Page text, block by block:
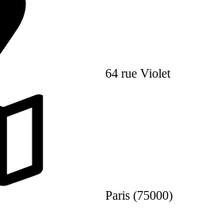
64 rue Violet
Paris (75000)